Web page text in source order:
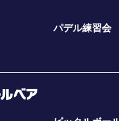
パデル練習会